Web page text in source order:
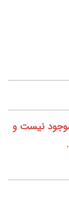
نیست و